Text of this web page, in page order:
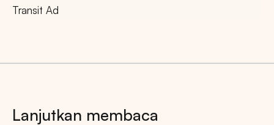
Transit Ad
Lanjutkan membaca